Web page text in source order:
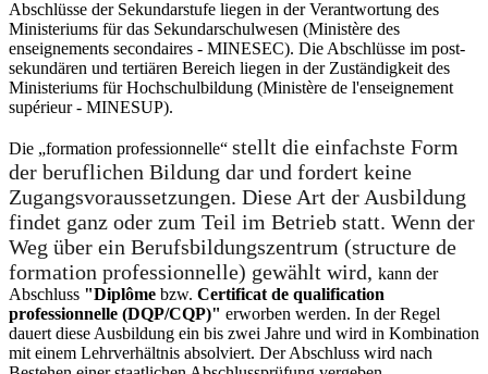
Abschlüsse der Sekundarstufe liegen in der Verantwortung des
Ministeriums für das Sekundarschulwesen (Ministère des
enseignements secondaires - MINESEC). Die Abschlüsse im post-
sekundären und tertiären Bereich liegen in der Zuständigkeit des
Ministeriums für Hochschulbildung (Ministère de l'enseignement
supérieur - MINESUP).
Die „formation professionnelle“ stellt die einfachste Form
der beruflichen Bildung dar und fordert keine
Zugangsvoraussetzungen. Diese Art der Ausbildung
findet ganz oder zum Teil im Betrieb statt. Wenn der
Weg über ein Berufsbildungszentrum (structure de
formation professionnelle) gewählt wird, kann der
Abschluss "Diplôme bzw. Certificat de qualification
professionnelle (DQP/CQP)" erworben werden. In der Regel
dauert diese Ausbildung ein bis zwei Jahre und wird in Kombination
mit einem Lehrverhältnis absolviert. Der Abschluss wird nach